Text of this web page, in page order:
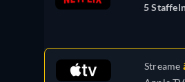
5
Streame